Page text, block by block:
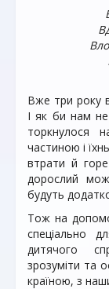
Вже три року
І як би нам
торкнулося
частиною і
втрати й
дорослий
будуть
Тож на
спеціально
дитячого
зрозуміти та
країною, з